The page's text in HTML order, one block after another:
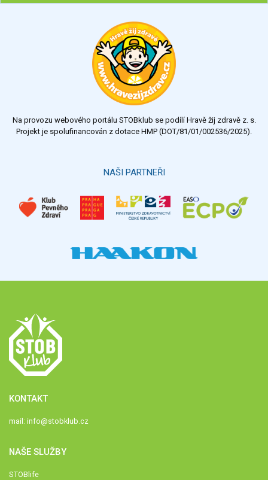
Chcete poradit s hubnutím? Najděte si odborníka STOBu ve
Výsledky Všechny ankety
Na provozu webového portálu STOBklub se podílí Hravě žij zdravě z. s.
Projekt je spolufinancován z dotace HMP (DOT/81/01/002536/2025).
NAŠI PARTNEŘI
KONTAKT
mail: info@stobklub.cz
NAŠE SLUŽBY
STOBlife